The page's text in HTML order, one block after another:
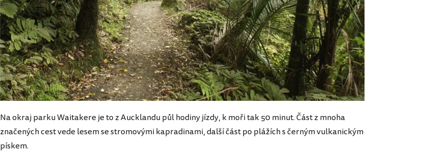
Na okraj parku Waitakere je to z Aucklandu půl hodiny jízdy, k moři tak 50 minut. Část z mnoha
značených cest vede lesem se stromovými kapradinami, další část po plážích s černým vulkanickým
pískem.